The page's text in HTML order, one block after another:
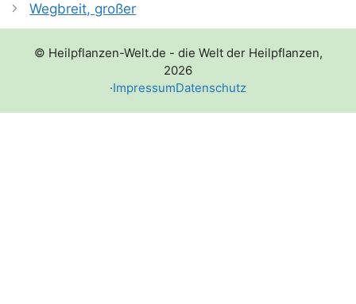
Wegbreit, großer
© Heilpflanzen-Welt.de - die Welt der Heilpflanzen,
2026
·ImpressumDatenschutz